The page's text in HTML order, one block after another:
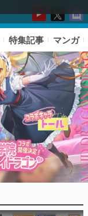
特集記事 マンガ